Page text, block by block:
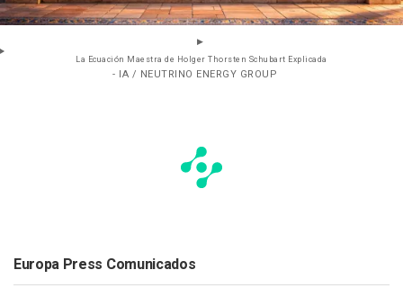
La Ecuación Maestra de Holger Thorsten Schubart Explicada
- IA / NEUTRINO ENERGY GROUP
Europa Press Comunicados